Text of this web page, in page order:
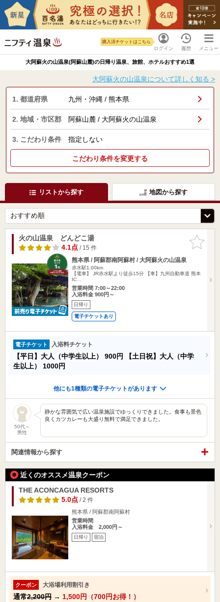
ログイン
購入済チケットはこちら
履歴 メニュー
大阿蘇火の山温泉(阿蘇山麓)の日帰り温泉、旅館、ホテルおすすめ1選
大阿蘇火の山温泉について詳しく知る >
1. 都道府県 九州・沖縄 / 熊本県
2. 地域・市区郡 阿蘇山麓 / 大阿蘇火の山温泉
3. こだわり条件 指定しない
こだわり条件を変更する
リストから探す 地図から探す
お気に入
りに追加
火の山温泉 どんどこ湯
4.1点/ 15 件
熊本県 / 阿蘇郡南阿蘇村 / 大阿蘇火の山温泉
赤水駅1.00km
【電車】 JR赤水駅より徒歩15分 【車】九州自動車道 熊本
IC…
営業時間 7:00～22:00
入浴料金 900円～
日帰り
電子チケットあり
電子チケット 入浴料チケット
【平日】大人（中学生以上） 900円
【土日祝】大人（中学
生以上） 1000円
他にも1種類の電子チケットがあります
50代～
男性
静かな雰囲気で広い温泉施設でゆっくりできました。食事も景色
良くカツカレーも大盛り無料で満足できました。
関連情報から探す
近くのオススメ温泉クーポン
THE ACONCAGUA RESORTS
5.0点/ 2 件
熊本県 / 阿蘇郡南阿蘇村
営業時間
入浴料金 2,000円～
日帰り 宿泊
クーポン 大浴場利用割引き
通常2,200円 → 1,500円（700円お得！）